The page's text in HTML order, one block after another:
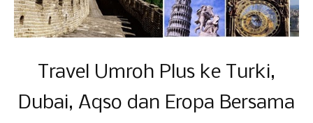
Travel Umroh Plus ke Turki,
Dubai, Aqso dan Eropa Bersama